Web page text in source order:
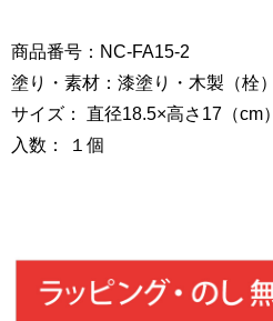
商品番号：NC-FA15-2
塗り・素材：漆塗り・木製（栓）
サイズ： 直径18.5×高さ17（cm）
入数： １個